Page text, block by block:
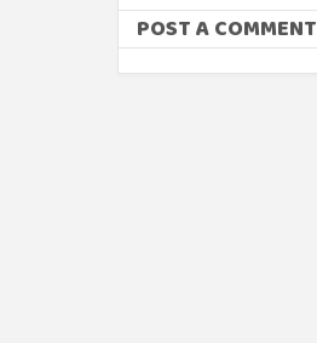
POST A COMMENT